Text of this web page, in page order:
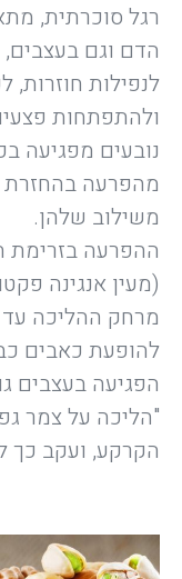
רגל סוכרתית,
הדם וגם בעצבים,
לנפילות חוזרות,
ולהתפתחות
נובעים מפגיעה
מהפרעה בהחזרת
משילוב שלהן.
ההפרעה בזרימת
(מעין אנגינה
מרחק ההליכה
להופעת כאבים
הפגיעה בעצבים
"הליכה על צמר
הקרקע, ועקב כך